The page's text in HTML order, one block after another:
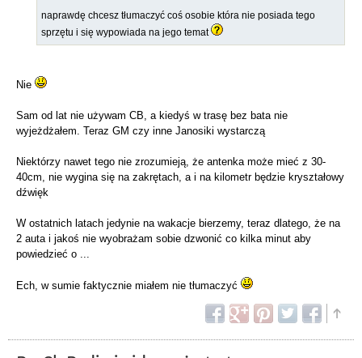
naprawdę chcesz tłumaczyć coś osobie która nie posiada tego
sprzętu i się wypowiada na jego temat
Nie
Sam od lat nie używam CB, a kiedyś w trasę bez bata nie
wyjeżdżałem. Teraz GM czy inne Janosiki wystarczą
Niektórzy nawet tego nie zrozumieją, że antenka może mieć z 30-
40cm, nie wygina się na zakrętach, a i na kilometr będzie kryształowy
dźwięk
W ostatnich latach jedynie na wakacje bierzemy, teraz dlatego, że na
2 auta i jakoś nie wyobrażam sobie dzwonić co kilka minut aby
powiedzieć o ...
Ech, w sumie faktycznie miałem nie tłumaczyć